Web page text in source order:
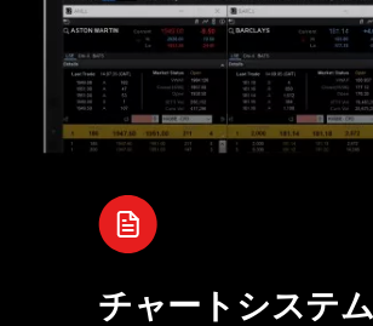
チャートシステム